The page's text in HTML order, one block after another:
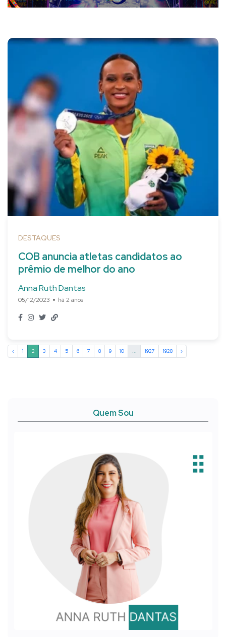
DESTAQUES
COB anuncia atletas candidatos ao
prêmio de melhor do ano
Anna Ruth Dantas
05/12/2023 há 2 anos
‹ 1 2 3 4 5 6 7 8 9 10 ... 1927 1928 ›
Quem Sou